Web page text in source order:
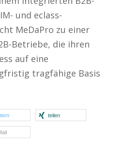
und eclass-
MeDaPro zu einer
Betriebe, die ihren
auf eine
tragfähige Basis
teilen